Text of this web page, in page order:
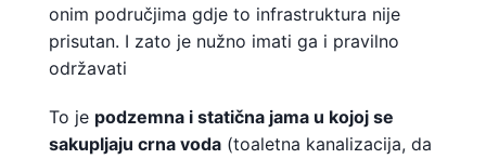
onim područjima gdje to infrastruktura nije
prisutan. I zato je nužno imati ga i pravilno
održavati
To je podzemna i statična jama u kojoj se
sakupljaju crna voda (toaletna kanalizacija, da